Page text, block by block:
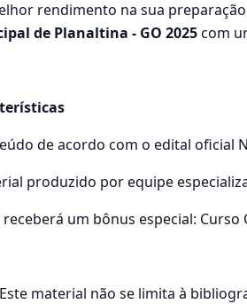
rendimento na sua
de Planaltina - GO 2025com
de acordo com o edital oficial
produzido por equipe
receberá um bônus especial:
Este material não se limita à